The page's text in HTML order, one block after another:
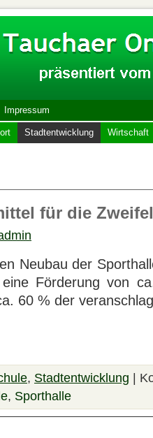
Impressum
Stadtentwicklung Wirtschaft
für die
Neubau der
Förderung von
60 % der
, Stadtentwicklung
, Sporthalle